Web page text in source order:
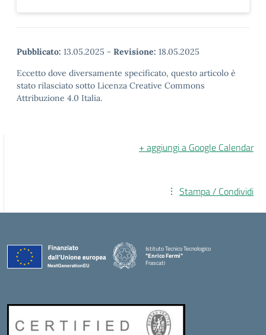
Pubblicato: 13.05.2025 - Revisione: 18.05.2025
Eccetto dove diversamente specificato, questo articolo è
stato rilasciato sotto Licenza Creative Commons
Attribuzione 4.0 Italia.
+ aggiungi a Google Calendar
Stampa / Condividi
Istituto Tecnico Tecnologico
"Enrico Fermi"
Frascati